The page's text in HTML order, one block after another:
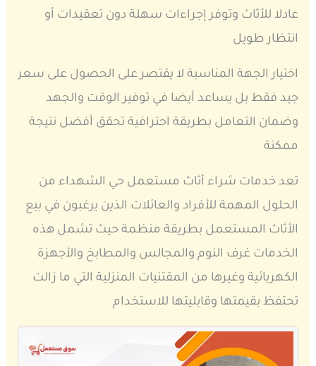
عادلا للأثاث وتوفر إجراءات سهلة دون تعقيدات أو
انتظار طويل
اختيار الجهة المناسبة لا يقتصر على الحصول على سعر
جيد فقط بل يساعد أيضا في توفير الوقت والجهد
وضمان التعامل بطريقة احترافية تحقق أفضل نتيجة
ممكنة
تعد خدمات شراء أثاث مستعمل حي الشهداء من
الحلول المهمة للأفراد والعائلات الذين يرغبون في بيع
الأثاث المستعمل بطريقة منظمة حيث تشمل هذه
الخدمات غرف النوم والمجالس والمطابخ والأجهزة
الكهربائية وغيرها من المقتنيات المنزلية التي ما زالت
تحتفظ بقيمتها وقابليتها للاستخدام